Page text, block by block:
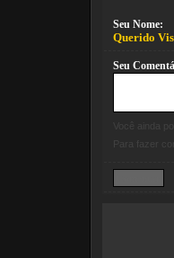
Seu Nome:
Querido
Seu
Para fazer